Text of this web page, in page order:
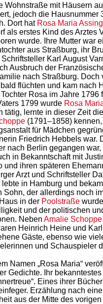
Wohnstraße mit Häusern
jedoch die Hausnummer
Dort hat Rosa Maria Assing
als erstes Kind des Arztes
wurde. Ihre Mutter war
aus Straßburg, ihr
Schriftsteller Karl August
Ausbruch der
nach Straßburg. Doch
flüchten und kam nach
Rosa im Jahre 1796
1799 wurde Rosa
tätig, lernte in dieser Zeit
(1791–1858)
für Mädchen
Friedrich Hebbels war.
nach Berlin gegangen war,
in Bekanntschaft mit
und ihren späteren
Arzt und Schriftsteller
lebte in Hamburg und
Sohn, der allerdings noch
in der Poolstraße
und der politischen
Neben Amalie Schoppe
Heinrich Heine und
Gäste, ebenso wie
und Schauspieler
Namen „Rosa Maria“
Gedichte. Ihr
Eines ihrer
Erzählung nach
aus der Mitte des vorigen